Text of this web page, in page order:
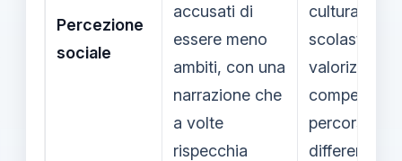
Percezione
sociale
accusati di
essere meno
ambiti, con una
narrazione che
a volte
rispecchia
cultura
scolastica
valorizzi
percorsi
differenti ma